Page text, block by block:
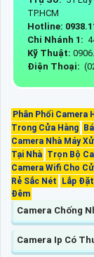
TP.HCM
Hotline:
Chi Nhánh 1:
Kỹ Thuật:
Điện Thoại:
Phân Phối Camera
Trong Cửa Hàng
Camera Nhà Máy
Tại Nhà Trọn Bộ
Camera Wifi Cho
Rẻ Sắc Nét
Lắp
Đêm
Camera Chống
Camera Ip Có